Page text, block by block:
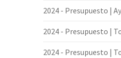
2024 - Presupuesto |
2024 - Presupuesto |
2024 - Presupuesto |